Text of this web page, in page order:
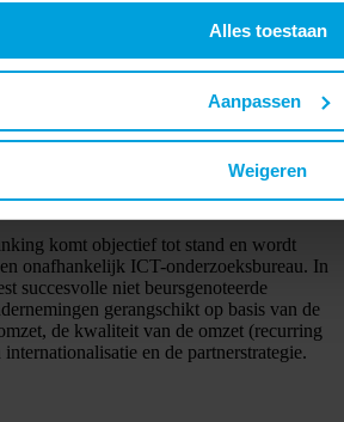
Alles toestaan
Aanpassen
Weigeren
100 2019
komt objectief tot stand en wordt
onafhankelijk ICT-onderzoeksbureau. In
succesvolle niet beursgenoteerde
gerangschikt op basis van de
de kwaliteit van de omzet (recurring
en de partnerstrategie.